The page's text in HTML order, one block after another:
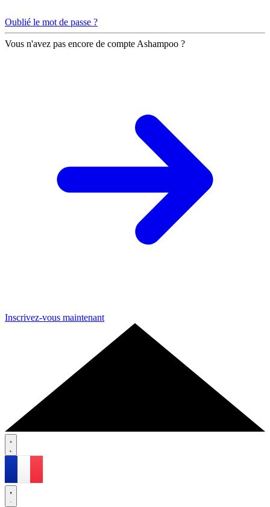
Oublié le mot de passe ?
Vous n'avez pas encore de compte Ashampoo ?
Inscrivez-vous maintenant